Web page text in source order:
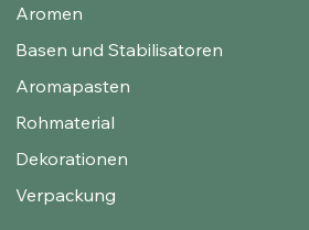
Aromen
Basen und Stabilisatoren
Aromapasten
Rohmaterial
Dekorationen
Verpackung